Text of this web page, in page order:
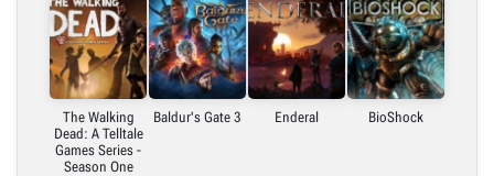
The Walking
Dead: A Telltale
Games Series -
Season One
Baldur's Gate 3 Enderal BioShock